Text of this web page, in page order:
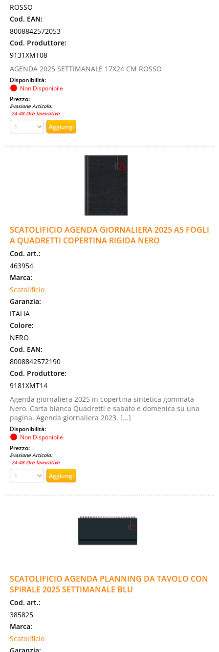
ROSSO
Cod. EAN:
8008842572053
Cod. Produttore:
9131XMT08
AGENDA 2025 SETTIMANALE 17X24 CM ROSSO
Disponibilità:
Non Disponibile
Prezzo:
Evasione Articolo:
24-48 Ore lavorative
SCATOLIFICIO AGENDA GIORNALIERA 2025 A5 FOGLI
A QUADRETTI COPERTINA RIGIDA NERO
Cod. art.:
463954
Marca:
Scatolificio
Garanzia:
ITALIA
Colore:
NERO
Cod. EAN:
8008842572190
Cod. Produttore:
9181XMT14
Agenda giornaliera 2025 in copertina sintetica gommata
Nero. Carta bianca Quadretti e sabato e domenica su una
pagina. Agenda giornaliera 2023. [...]
Disponibilità:
Non Disponibile
Prezzo:
Evasione Articolo:
24-48 Ore lavorative
SCATOLIFICIO AGENDA PLANNING DA TAVOLO CON
SPIRALE 2025 SETTIMANALE BLU
Cod. art.:
385825
Marca:
Scatolificio